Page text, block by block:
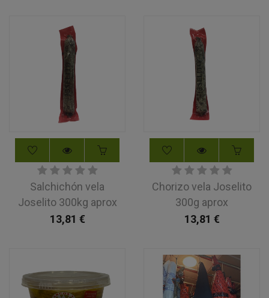
Salchichón vela
Joselito 300kg aprox
13,81 €
Chorizo vela Joselito
300g aprox
13,81 €